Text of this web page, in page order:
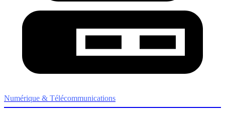
Numérique & Télécommunications